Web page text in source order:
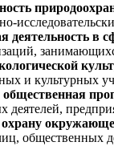
деятельность
и культурных
деятелей,
общественных